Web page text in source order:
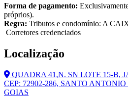
Forma de pagamento:
próprios).
Regra: Tributos e condomínio: A
Corretores credenciados
Localização
QUADRA 41,N. SN LOTE 15-B,
CEP: 72902-286, SANTO
GOIAS